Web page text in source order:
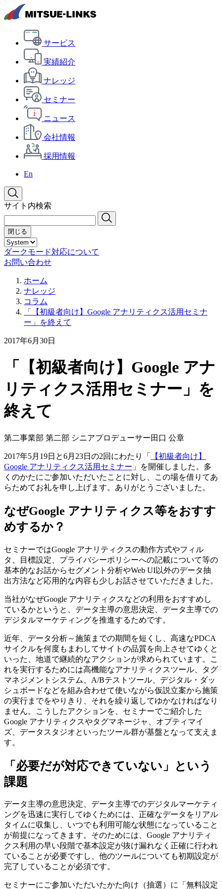
サービス
実績紹介
ナレッジ
セミナー
ニュース
会社情報
採用情報
En
サイト内検索
閉じる
ダークモード対応について
お問い合わせ
ホーム
ナレッジ
コラム
「【初級者向け】Google アナリティクス活用セミナ
ー」を終えて
2017年6月30日
「【初級者向け】Google アナ
リティクス活用セミナー」を
終えて
第二事業部 第二部 シニアプロデューサー田口 公章
2017年5月19日と6月23日の2回にわたり「
【初級者向け】
Google アナリティクス活用セミナー 」を開催しました。多
くのかたにご参加いただいたことに対し、この場を借りてあ
らためてお礼を申し上げます。ありがとうございました。
なぜGoogle アナリティクス等をおすす
めするか？
セミナーではGoogle アナリティクスの動作方式やフィル
タ、目標設定、プライバシーポリシーへの記載について等の
基本的なお話からセグメント分析やWeb UI以外のデータ抽
出方法など応用的な内容も少しお話させていただきました。
当社がなぜGoogle アナリティクスなどの利用をおすすめし
ているかというと、データ主導の意思決定、データ主導での
デジタルマーケティングを推進するためです。
近年、データ分析～施策までの期間を短くし、高速なPDCA
サイクルを何度もまわしてサイトの品質を向上させてゆくと
いった、地道で継続的なアクションが求められています。こ
れを実行するためには高機能なアナリティクスツール、タグ
マネジメントシステム、A/Bテストツール、デジタル・ダッ
シュボードなどを組み合わせて使いながら仮説立案から施策
の実行までをやりきり、それを繰り返してゆかなければなり
ません。こうしたアクションを、セミナーでご紹介した
Google アナリティクスやタグマネージャ、オプティマイ
ズ、データスタジオといったツール群が基盤となって支えま
す。
「必要だが対応できていない」という
課題
データ主導の意思決定、データ主導でのデジタルマーケティ
ングを迅速に実行してゆくためには、正確なデータをリアル
タイムに収集し、いつでも利用可能な状態になっていること
が前提になってきます。そのためには、Google アナリティ
クス利用の早い段階で基本設定が抜け漏れなく正確に行われ
ていることが必要ですし、他のツールについても初期設定が
完了していることが必須です。
セミナーにご参加いただいたかた向け（抽選）に「無料設定